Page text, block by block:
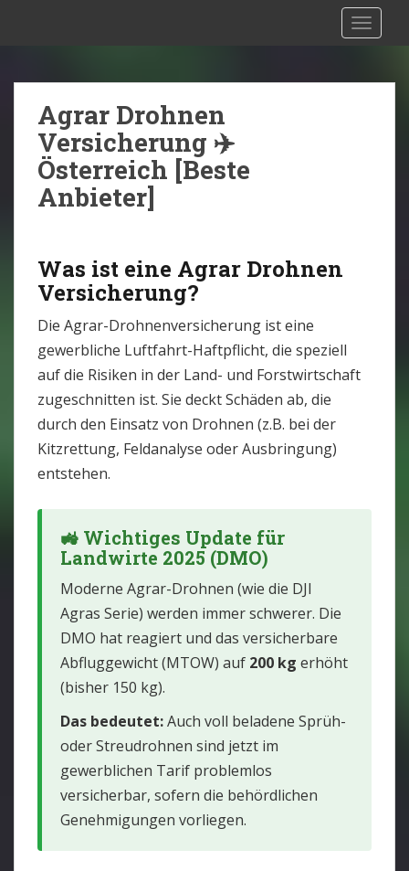
Agrar Drohnen
Versicherung ✈️
Österreich [Beste
Anbieter]
Was ist eine Agrar Drohnen
Versicherung?
Die Agrar-Drohnenversicherung ist eine
gewerbliche Luftfahrt-Haftpflicht, die speziell
auf die Risiken in der Land- und Forstwirtschaft
zugeschnitten ist. Sie deckt Schäden ab, die
durch den Einsatz von Drohnen (z.B. bei der
Kitzrettung, Feldanalyse oder Ausbringung)
entstehen.
🚜 Wichtiges Update für
Landwirte 2025 (DMO)
Moderne Agrar-Drohnen (wie die DJI
Agras Serie) werden immer schwerer. Die
DMO hat reagiert und das versicherbare
Abfluggewicht (MTOW) auf 200 kg erhöht
(bisher 150 kg).
Das bedeutet:Auch voll beladene Sprüh-
oder Streudrohnen sind jetzt im
gewerblichen Tarif problemlos
versicherbar, sofern die behördlichen
Genehmigungen vorliegen.